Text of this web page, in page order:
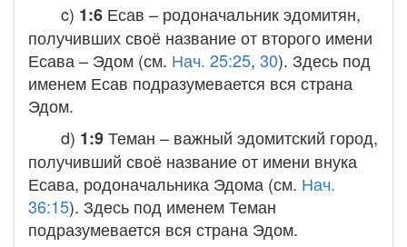
c) 1:6 Есав – родоначальник эдомитян,
получивших своё название от второго имени
Есава – Эдом (см. Нач. 25:25, 30). Здесь под
именем Есав подразумевается вся страна
Эдом.
d) 1:9Теман – важный эдомитский город,
получивший своё название от имени внука
Есава, родоначальника Эдома (см. Нач.
36:15). Здесь под именем Теман
подразумевается вся страна Эдом.